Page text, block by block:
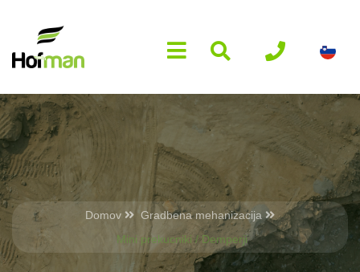
Domov
Gradbena mehanizacija
Mini prekucniki / Demperji